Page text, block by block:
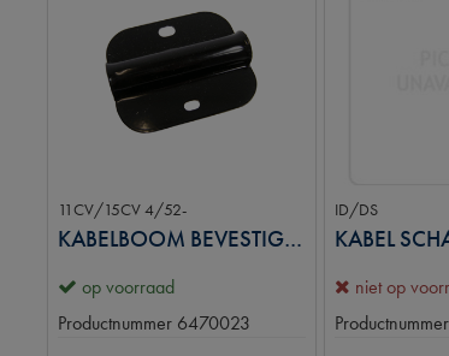
11CV/15CV 4/52-
KABELBOOM BEVESTIGINGPLAAT
op voorraad
Productnummer 6470023
ID/DS
niet op
Productnummer